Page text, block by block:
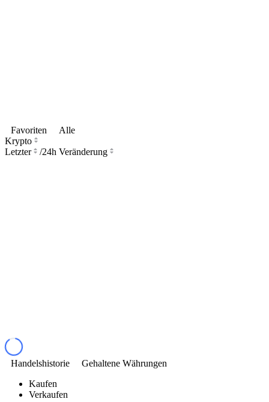
Favoriten
Alle
Krypto
Letzter
/24h Veränderung
Handelshistorie
Gehaltene Währungen
Kaufen
Verkaufen